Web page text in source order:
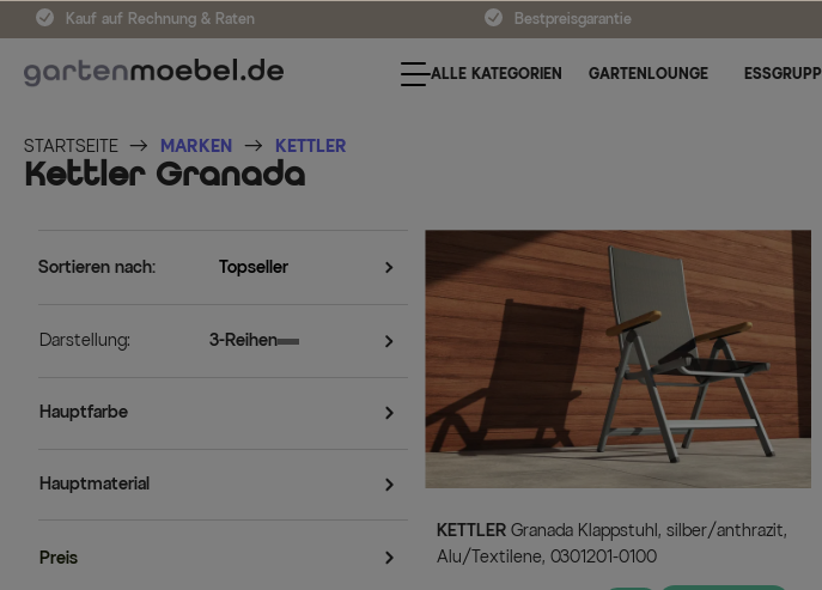
Kauf auf Rechnung & Raten Bestpreisgarantie
ALLE KATEGORIEN GARTENLOUNGE
STARTSEITE MARKEN KETTLER
Kettler Granada
Sortieren nach:
Darstellung: 3-Reihen
Hauptfarbe
Hauptmaterial
Preis
KETTLER
Alu/Textilene, 0301201-0100